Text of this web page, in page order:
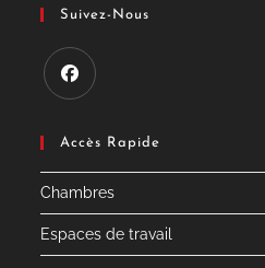
Suivez-Nous
dans
nouvel
Accès Rapide
Chambres
Espaces de travail